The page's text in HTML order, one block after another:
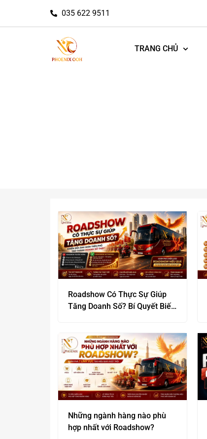
035 622 9511
TRANG CHỦ
Roadshow Có Thực Sự Giúp
Tăng Doanh Số? Bí Quyết Biến
Những ngành hàng nào phù
hợp nhất với Roadshow?